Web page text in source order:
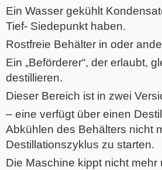
Ein Wasser gekühlt
Tief- Siedepunkt haben.
Rostfreie Behälter in oder
Ein „Beförderer“, der erlaubt,
destillieren.
Dieser Bereich ist in zwei
– eine verfügt über einen
Abkühlen des Behälters nicht
Destillationszyklus zu starten.
Die Maschine kippt nicht mehr